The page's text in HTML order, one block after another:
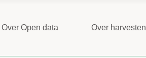
Over Open data Over harvesten